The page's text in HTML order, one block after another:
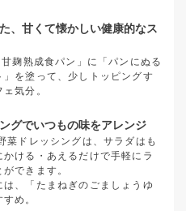
、甘くて懐かしい健康的なス
麹熟成食パン」に「パンにぬる
を塗って、少しトッピングす
気分。
グでいつもの味をアレンジ
菜ドレッシングは、サラダはも
ける・あえるだけで手軽にラ
できます。
は、「たまねぎのごましょうゆ
め。